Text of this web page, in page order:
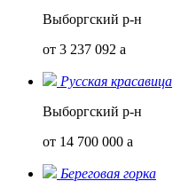
Выборгский р-н
от 3 237 092 a
Русская красавица
Выборгский р-н
от 14 700 000 a
Береговая горка